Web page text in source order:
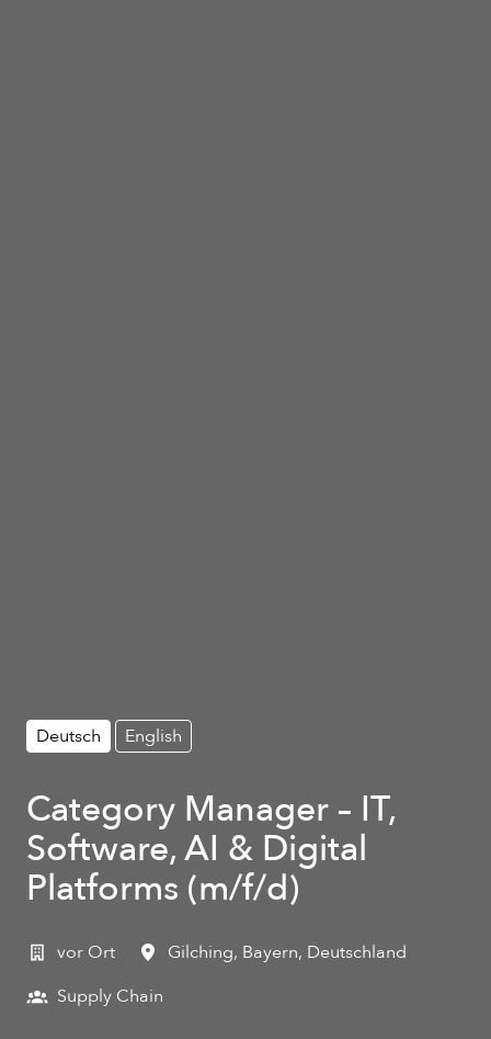
Deutsch English
Category Manager – IT,
Software, AI & Digital
Platforms (m/f/d)
vor Ort Gilching, Bayern, Deutschland
Supply Chain